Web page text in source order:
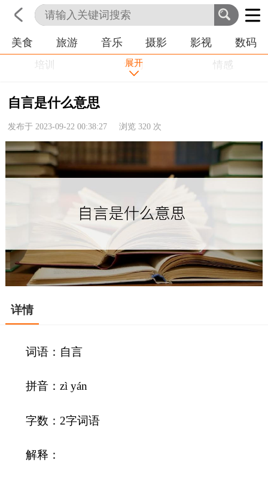
首页 科技 生活 职业
美食 旅游 音乐 摄影 影视 数码
培训 学习
情感
农业
健康
历史
展开
自言是什么意思
发布于 2023-09-22 00:38:27 浏览320 次
详情
词语：自言
拼音：zì yán
字数：2字词语
解释：